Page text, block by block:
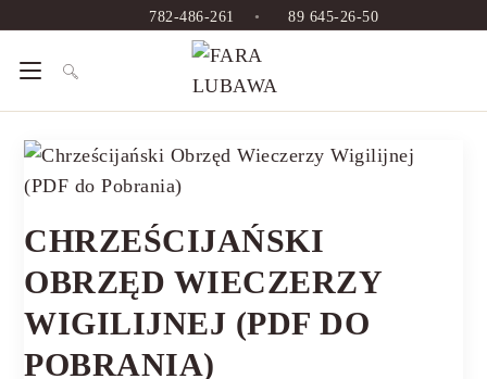
782-486-261 • 89 645-26-50
CHRZEŚCIJAŃSKI
OBRZĘD WIECZERZY
WIGILIJNEJ (PDF DO
POBRANIA)